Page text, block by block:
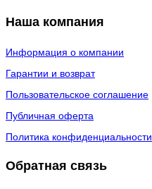
Наша компания
Информация о компании
Гарантии и возврат
Пользовательское соглашение
Публичная оферта
Политика конфиденциальности
Обратная связь